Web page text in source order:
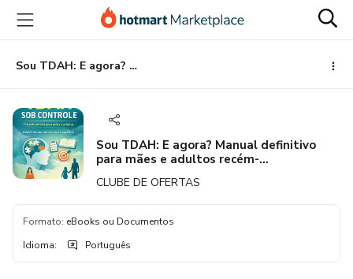
para
conteúdo
principal
para
pagamento
para
rodapé
Sou TDAH: E agora? Manual definitivo para mães e adultos recém-diagnosticados com Transtorno do Déficit de Atenção com Hiperatividade
Sou TDAH: E agora? Manual definitivo
para mães e adultos recém-
de Atenção com Hiperatividade
CLUBE DE OFERTAS
Formato: eBooks ou Documentos
Idioma: Português